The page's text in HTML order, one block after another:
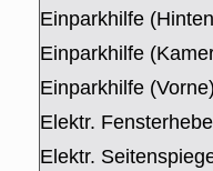
Einparkhilfe
Einparkhilfe
Einparkhilfe (Vorne)
Elektr.
Elektr.